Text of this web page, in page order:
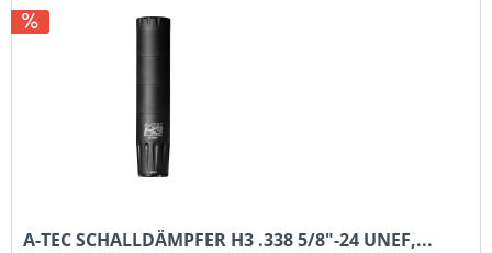
A-TEC SCHALLDÄMPFER H3 .338 5/8"-24 UNEF,...